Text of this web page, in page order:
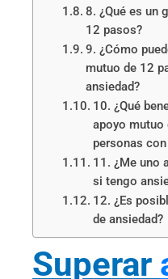
8. ¿Qué es un
12 pasos?
9. ¿Cómo
mutuo de 12
ansiedad?
10. ¿Qué
apoyo mutuo
personas
11. ¿Me uno
si tengo
12. ¿Es
de ansiedad?
Superar